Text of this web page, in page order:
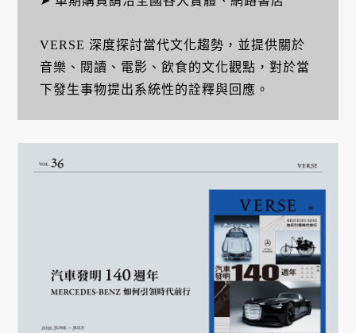
VERSE 深度探討當代文化趨勢，並提供關於
音樂、閱讀、電影、飲食的文化觀點，對於當
下發生事物提出系統性的詮釋與回應。